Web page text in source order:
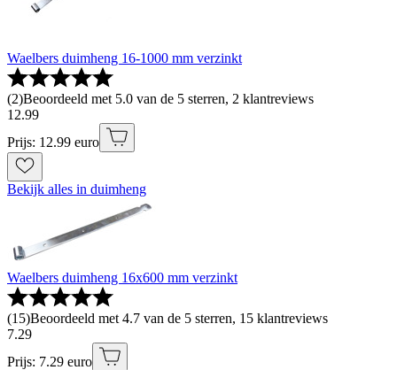
Waelbers duimheng 16-1000 mm verzinkt
(2)Beoordeeld met 5.0 van de 5 sterren, 2 klantreviews
12.99
Prijs: 12.99 euro
Bekijk alles in duimheng
Waelbers duimheng 16x600 mm verzinkt
(15)Beoordeeld met 4.7 van de 5 sterren, 15 klantreviews
7.29
Prijs: 7.29 euro